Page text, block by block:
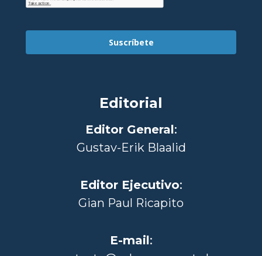
Suscríbete
Editorial
Editor General:
Gustav-Erik Blaalid
Editor Ejecutivo:
Gian Paul Ricapito
E-mail: